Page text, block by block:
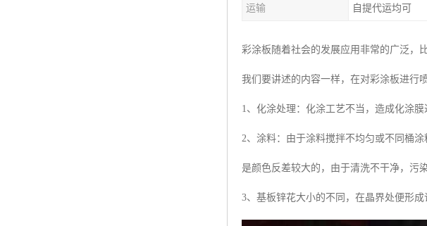
运输 自提代运均可
彩涂板随着社会的发展应用非常的广泛，
我们要讲述的内容一样，在对彩涂板进行
1、化涂处理：化涂工艺不当，造成化涂
2、涂料：由于涂料搅拌不均匀或不同桶
是颜色反差较大的，由于清洗不干净，污
3、基板锌花大小的不同，在晶界处便形